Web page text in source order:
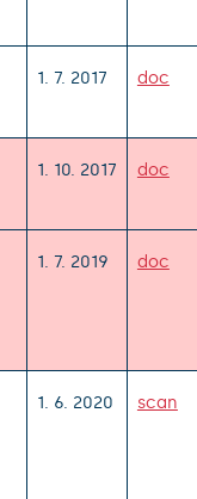
1. 7. 2017 doc
1. 10. 2017 doc
1. 7. 2019 doc
1. 6. 2020 scan